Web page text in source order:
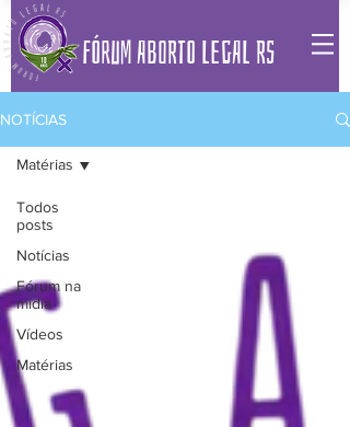
FÓRUM ABORTO LEGAL RS
NOTÍCIAS
Todos
posts
Notícias
Fórum na
mídia
Vídeos
Matérias
Matérias